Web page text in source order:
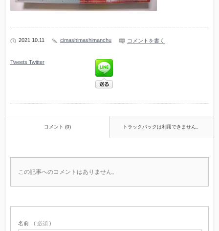
2021 10.11 cimashimashimanchu コメントを書く
Tweets Twitter
コメント (0) トラックバックは利用できません。
この記事へのコメントはありません。
名前 ( 必須 )